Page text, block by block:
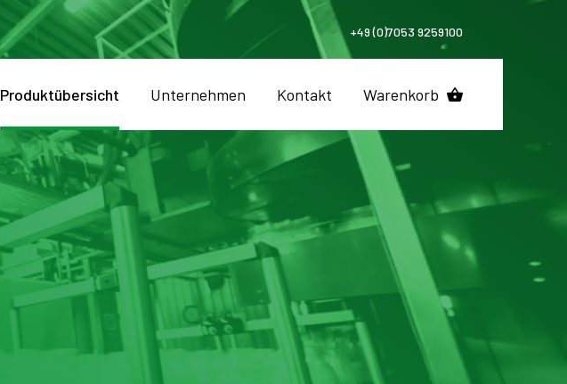
+49 (0)7053 9259100
Produktübersicht Unternehmen Kontakt Warenkorb